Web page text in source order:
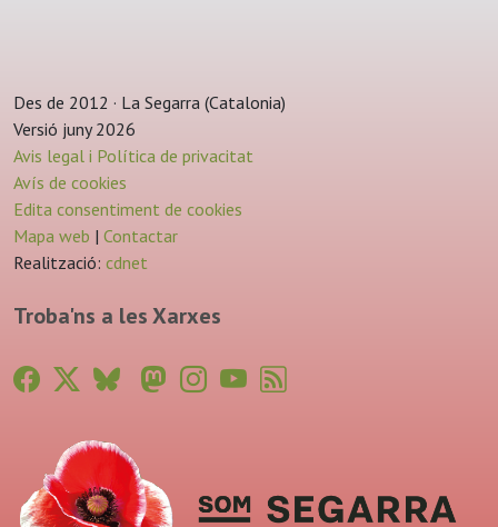
Des de 2012 · La Segarra (Catalonia)
Versió juny 2026
Avis legal i Política de privacitat
Avís de cookies
Edita consentiment de cookies
Mapa web | Contactar
Realització: cdnet
Troba'ns a les Xarxes